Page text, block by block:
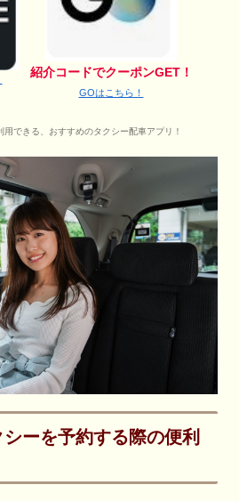
紹介コードでクーポンGET！
GOはこちら！
できる、おすすめのタクシー配車アプリ！
ーを予約する際の便利